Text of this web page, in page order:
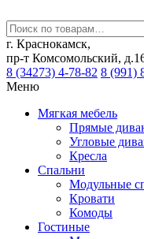
г. Краснокамск,
пр-т Комсомольский,
8 (34273) 4-78-82 8 (991)
Меню
Мягкая мебель
Прямые
Угловые
Кресла
Спальни
Модульные
Кровати
Комоды
Гостиные